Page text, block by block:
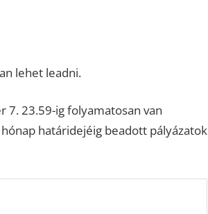
lehet leadni.
7. 23.59-ig folyamatosan van
határidejéig beadott pályázatok